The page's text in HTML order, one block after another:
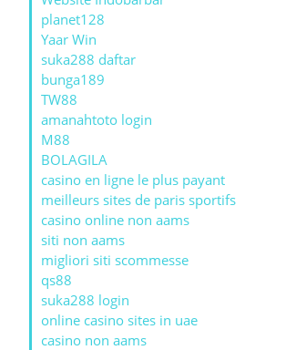
planet128
Yaar Win
suka288 daftar
bunga189
TW88
amanahtoto login
M88
BOLAGILA
casino en ligne le plus payant
meilleurs sites de paris sportifs
casino online non aams
siti non aams
migliori siti scommesse
qs88
suka288 login
online casino sites in uae
casino non aams